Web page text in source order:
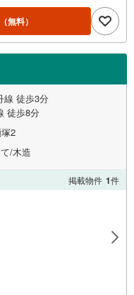
（無料）
線 徒歩3分
徒歩8分
2
/木造
掲載物件 1件